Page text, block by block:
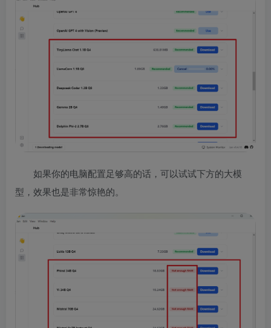
如果你的电脑配置足够高的话，可以试试下方的大模
型，效果也是非常惊艳的。